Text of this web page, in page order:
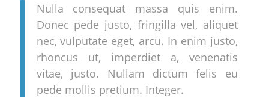
Nulla consequat massa quis enim.
Donec pede justo, fringilla vel, aliquet
nec, vulputate eget, arcu. In enim justo,
rhoncus ut, imperdiet a, venenatis
vitae, justo. Nullam dictum felis eu
pede mollis pretium. Integer.